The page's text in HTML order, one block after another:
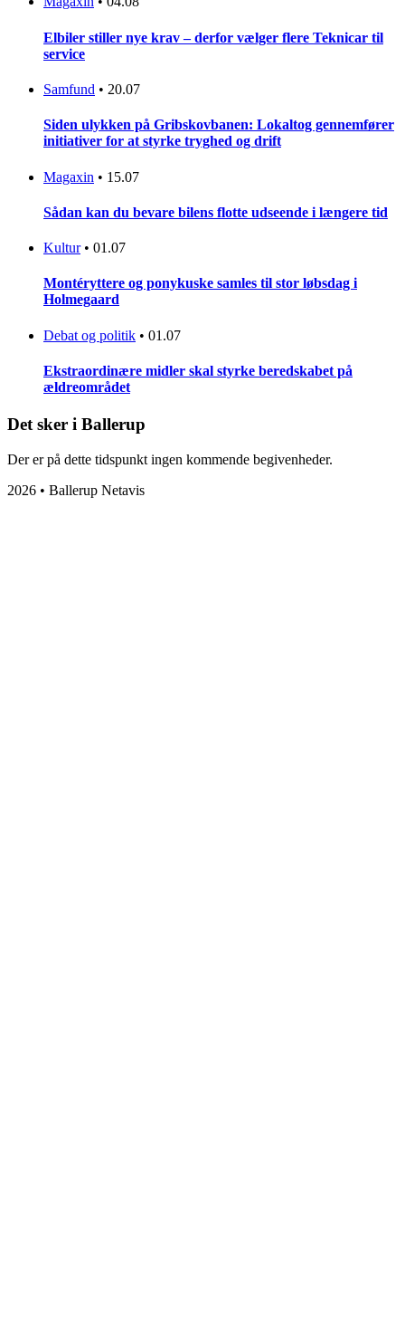
Elbiler stiller nye krav – derfor vælger flere Teknicar til
service
Samfund • 20.07
Siden ulykken på Gribskovbanen: Lokaltog gennemfører
initiativer for at styrke tryghed og drift
Magaxin • 15.07
Sådan kan du bevare bilens flotte udseende i længere tid
Kultur • 01.07
Montéryttere og ponykuske samles til stor løbsdag i
Holmegaard
Debat og politik • 01.07
Ekstraordinære midler skal styrke beredskabet på
ældreområdet
Det sker i Ballerup
Der er på dette tidspunkt ingen kommende begivenheder.
2026 • Ballerup Netavis